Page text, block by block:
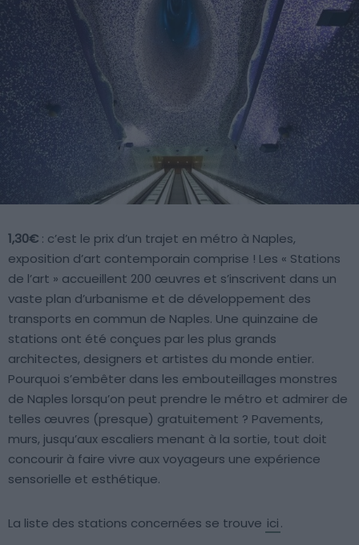
1,30€ : c’est le prix d’un trajet en métro à Naples,
exposition d’art contemporain comprise ! Les « Stations
de l’art » accueillent 200 œuvres et s’inscrivent dans un
vaste plan d’urbanisme et de développement des
transports en commun de Naples. Une quinzaine de
stations ont été conçues par les plus grands
architectes, designers et artistes du monde entier.
Pourquoi s’embêter dans les embouteillages monstres
de Naples lorsqu’on peut prendre le métro et admirer de
telles œuvres (presque) gratuitement ? Pavements,
murs, jusqu’aux escaliers menant à la sortie, tout doit
concourir à faire vivre aux voyageurs une expérience
sensorielle et esthétique.
La liste des stations concernées se trouve ici.